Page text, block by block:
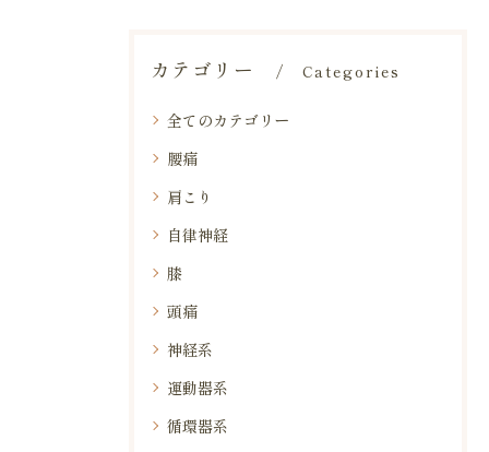
カテゴリー Categories
全てのカテゴリー
腰痛
肩こり
自律神経
膝
頭痛
神経系
運動器系
循環器系